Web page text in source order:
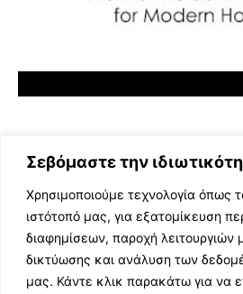
Σεβόμαστε την
Χρησιμοποιούμε τεχνολογία όπως
ιστότοπό μας, για εξατομίκευση
διαφημίσεων, παροχή λειτουργιών
δικτύωσης και ανάλυση των
μας. Κάντε κλικ παρακάτω για να
ΕΛΛΗΝΙΚΗ ΜΟΥΣΙΚΗ
TV SHOWS